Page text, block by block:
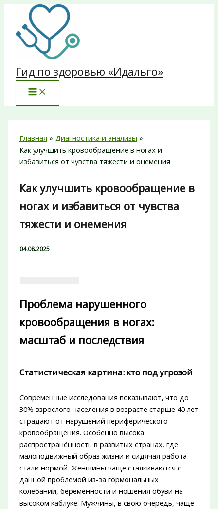
Перейти
содержимому
Гид по здоровью «Идальго»
Главная
Диагностика и анализы
Как улучшить кровообращение в ногах и
избавиться от чувства тяжести и онемения
Как улучшить кровообращение в
ногах и избавиться от чувства
тяжести и онемения
04.08.2025
Проблема нарушенного
кровообращения в ногах:
масштаб и последствия
Статистическая картина: кто под угрозой
Современные исследования показывают, что до
30% взрослого населения в возрасте старше 40 лет
страдают от нарушений периферического
кровообращения. Особенно высока
распространённость в развитых странах, где
малоподвижный образ жизни и сидячая работа
стали нормой. Женщины чаще сталкиваются с
данной проблемой из-за гормональных
колебаний, беременности и ношения обуви на
высоком каблуке. Мужчины, в свою очередь, чаще